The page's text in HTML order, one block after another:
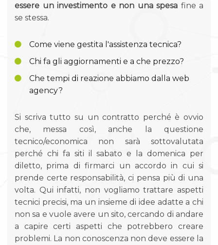
essere un investimento e non una spesa fine a
se stessa.
Come viene gestita l'assistenza tecnica?
Chi fa gli aggiornamenti e a che prezzo?
Che tempi di reazione abbiamo dalla web
agency?
Si scriva tutto su un contratto perché è ovvio
che, messa così, anche la questione
tecnico/economica non sarà sottovalutata
perché chi fa siti il sabato e la domenica per
diletto, prima di firmarci un accordo in cui si
prende certe responsabilità, ci pensa più di una
volta. Qui infatti, non vogliamo trattare aspetti
tecnici precisi, ma un insieme di idee adatte a chi
non sa e vuole avere un sito, cercando di andare
a capire certi aspetti che potrebbero creare
problemi. La non conoscenza non deve essere la